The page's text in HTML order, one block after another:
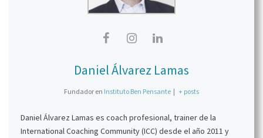
Daniel Álvarez Lamas
Fundadoren Instituto Ben Pensante | + posts
Daniel Álvarez Lamas es coach profesional, trainer de la
International Coaching Community (ICC) desde el año 2011 y